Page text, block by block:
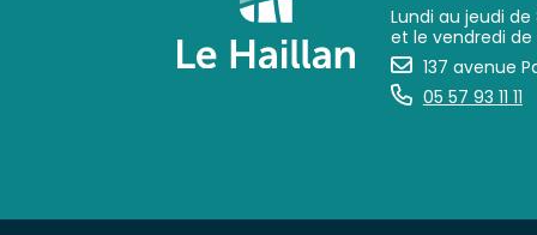
Lundi au jeudi de
et le vendredi de
137 avenue
05 57 93 11 11